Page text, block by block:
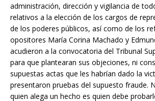
administración, dirección y vigilancia de
relativos a la elección de los cargos de
de los poderes públicos, así como de los
opositores María Corina Machado y
acudieron a la convocatoria del Tribunal
para que plantearan sus objeciones, ni
supuestas actas que les habrían dado la
presentaron pruebas del supuesto fraude.
quien alega un hecho es quien debe